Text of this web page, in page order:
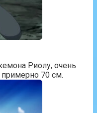
Риолу, очень
70 см.